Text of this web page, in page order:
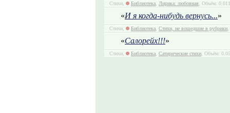
Стихи, Библиотека, Лирика: любовная, Объём:
«И я когда-нибудь вернусь...»
Стихи, Библиотека, Стихи, не вошедшие в рубрики,
«Салорейх!!!»
Стихи, Библиотека, Сатирические стихи, Объём: